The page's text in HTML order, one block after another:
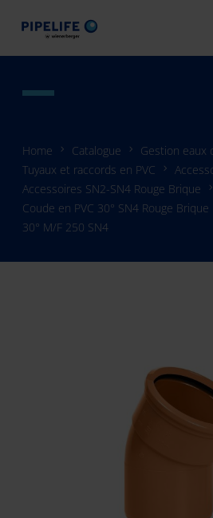
Home Catalogue Gestion eaux
Tuyaux et raccords en PVC
Accessoires SN2-SN4 Rouge Brique
Coude en PVC 30° SN4 Rouge Brique
30° M/F 250 SN4